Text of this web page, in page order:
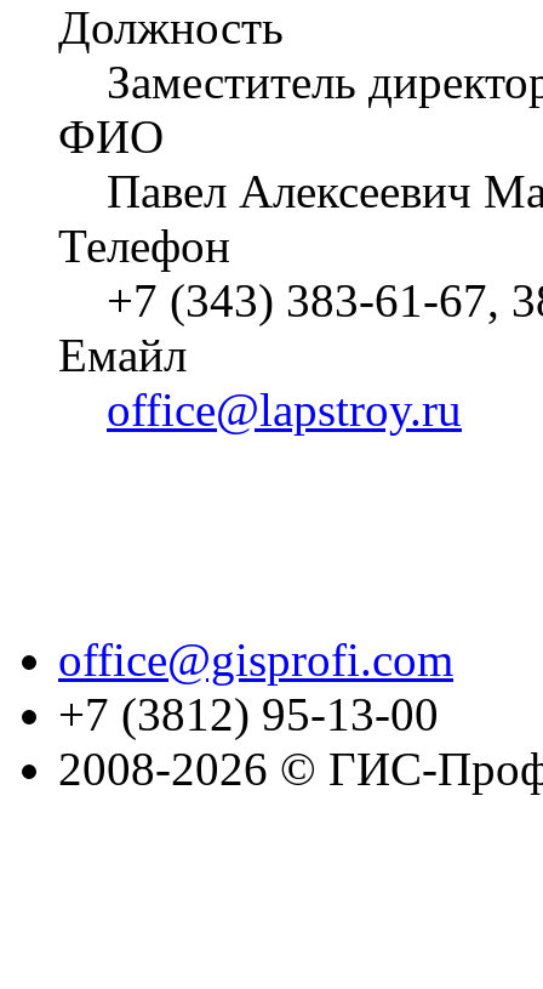
Должность
Заместитель
ФИО
Павел Алексеевич
Телефон
+7 (343) 383-61-67,
Емайл
office@lapstroy.ru
office@gisprofi.com
+7 (3812) 95-13-00
2008-2026 © ГИС-